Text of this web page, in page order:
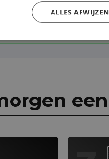
ALLES AFWIJZEN